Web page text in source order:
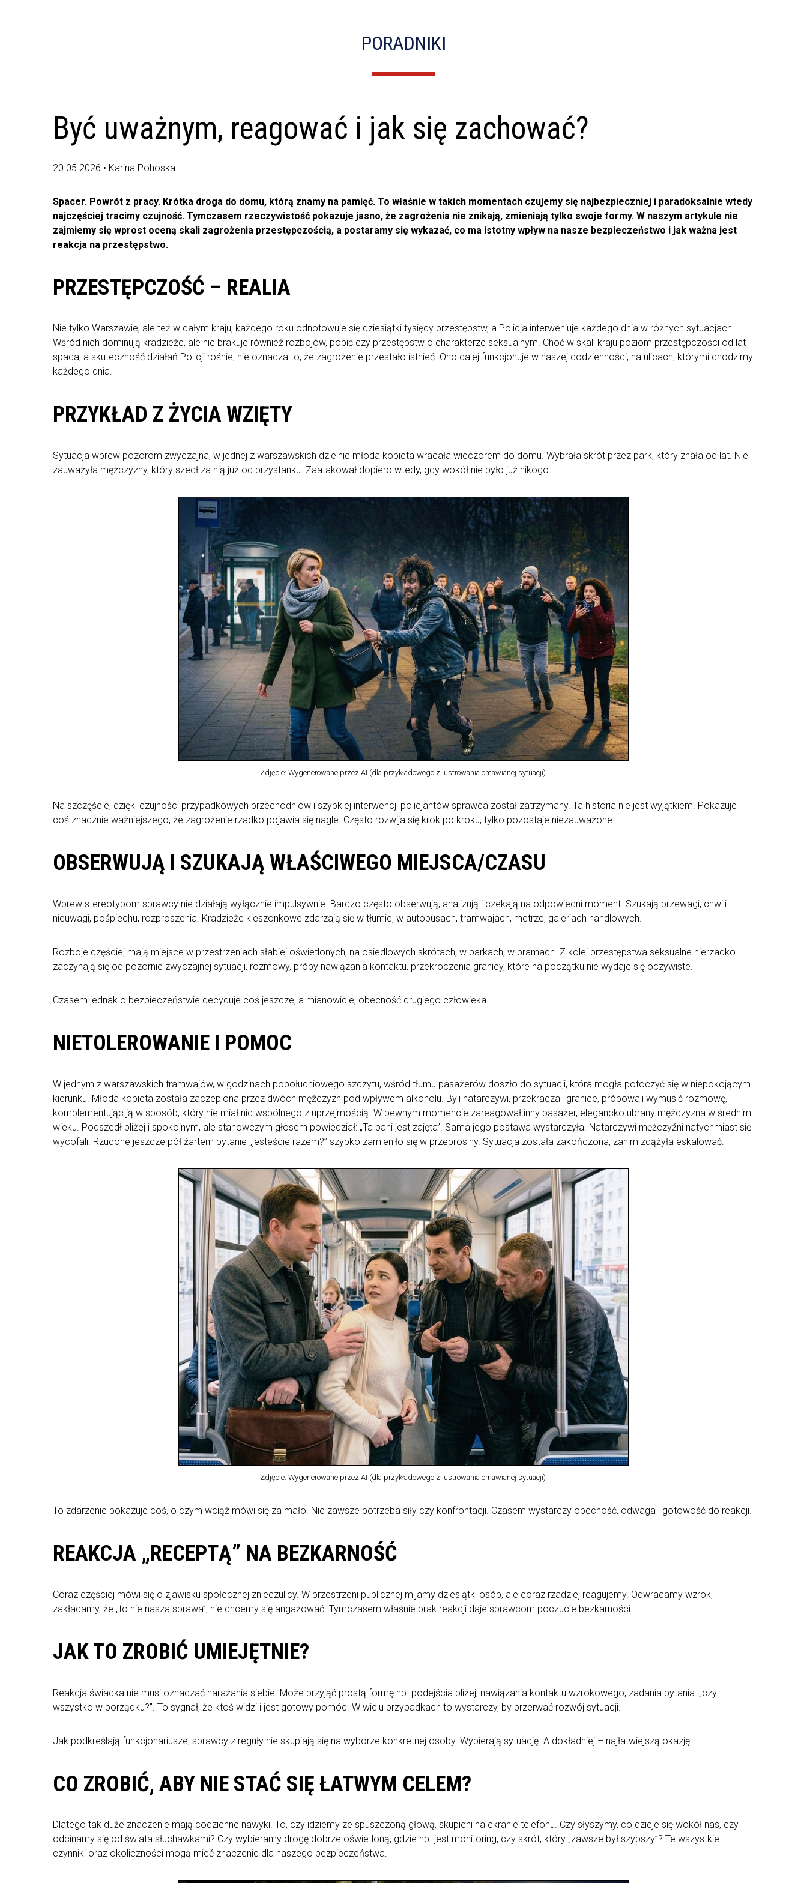
PORADNIKI
Być uważnym, reagować i jak się zachować?
20.05.2026 • Karina Pohoska
Spacer. Powrót z pracy. Krótka droga do domu, którą znamy na pamięć. To właśnie w takich momentach czujemy się najbezpieczniej i paradoksalnie wtedy
najczęściej tracimy czujność. Tymczasem rzeczywistość pokazuje jasno, że zagrożenia nie znikają, zmieniają tylko swoje formy. W naszym artykule nie
zajmiemy się wprost oceną skali zagrożenia przestępczością, a postaramy się wykazać, co ma istotny wpływ na nasze bezpieczeństwo i jak ważna jest
reakcja na przestępstwo.
PRZESTĘPCZOŚĆ – REALIA
Nie tylko Warszawie, ale też w całym kraju, każdego roku odnotowuje się dziesiątki tysięcy przestępstw, a Policja interweniuje każdego dnia w różnych sytuacjach.
Wśród nich dominują kradzieże, ale nie brakuje również rozbojów, pobić czy przestępstw o charakterze seksualnym. Choć w skali kraju poziom przestępczości od lat
spada, a skuteczność działań Policji rośnie, nie oznacza to, że zagrożenie przestało istnieć. Ono dalej funkcjonuje w naszej codzienności, na ulicach, którymi chodzimy
każdego dnia.
PRZYKŁAD Z ŻYCIA WZIĘTY
Sytuacja wbrew pozorom zwyczajna, w jednej z warszawskich dzielnic młoda kobieta wracała wieczorem do domu. Wybrała skrót przez park, który znała od lat. Nie
zauważyła mężczyzny, który szedł za nią już od przystanku. Zaatakował dopiero wtedy, gdy wokół nie było już nikogo.
Zdjęcie: Wygenerowane przez AI (dla przykładowego zilustrowania omawianej sytuacji)
Na szczęście, dzięki czujności przypadkowych przechodniów i szybkiej interwencji policjantów sprawca został zatrzymany. Ta historia nie jest wyjątkiem. Pokazuje
coś znacznie ważniejszego, że zagrożenie rzadko pojawia się nagle. Często rozwija się krok po kroku, tylko pozostaje niezauważone.
OBSERWUJĄ I SZUKAJĄ WŁAŚCIWEGO MIEJSCA/CZASU
Wbrew stereotypom sprawcy nie działają wyłącznie impulsywnie. Bardzo często obserwują, analizują i czekają na odpowiedni moment. Szukają przewagi, chwili
nieuwagi, pośpiechu, rozproszenia. Kradzieże kieszonkowe zdarzają się w tłumie, w autobusach, tramwajach, metrze, galeriach handlowych.
Rozboje częściej mają miejsce w przestrzeniach słabiej oświetlonych, na osiedlowych skrótach, w parkach, w bramach. Z kolei przestępstwa seksualne nierzadko
zaczynają się od pozornie zwyczajnej sytuacji, rozmowy, próby nawiązania kontaktu, przekroczenia granicy, które na początku nie wydaje się oczywiste.
Czasem jednak o bezpieczeństwie decyduje coś jeszcze, a mianowicie, obecność drugiego człowieka.
NIETOLEROWANIE I POMOC
W jednym z warszawskich tramwajów, w godzinach popołudniowego szczytu, wśród tłumu pasażerów doszło do sytuacji, która mogła potoczyć się w niepokojącym
kierunku. Młoda kobieta została zaczepiona przez dwóch mężczyzn pod wpływem alkoholu. Byli natarczywi, przekraczali granice, próbowali wymusić rozmowę,
komplementując ją w sposób, który nie miał nic wspólnego z uprzejmością. W pewnym momencie zareagował inny pasażer, elegancko ubrany mężczyzna w średnim
wieku. Podszedł bliżej i spokojnym, ale stanowczym głosem powiedział: „Ta pani jest zajęta”. Sama jego postawa wystarczyła. Natarczywi mężczyźni natychmiast się
wycofali. Rzucone jeszcze pół żartem pytanie „jesteście razem?” szybko zamieniło się w przeprosiny. Sytuacja została zakończona, zanim zdążyła eskalować.
Zdjęcie: Wygenerowane przez AI (dla przykładowego zilustrowania omawianej sytuacji)
To zdarzenie pokazuje coś, o czym wciąż mówi się za mało. Nie zawsze potrzeba siły czy konfrontacji. Czasem wystarczy obecność, odwaga i gotowość do reakcji.
REAKCJA „RECEPTĄ” NA BEZKARNOŚĆ
Coraz częściej mówi się o zjawisku społecznej znieczulicy. W przestrzeni publicznej mijamy dziesiątki osób, ale coraz rzadziej reagujemy. Odwracamy wzrok,
zakładamy, że „to nie nasza sprawa”, nie chcemy się angażować. Tymczasem właśnie brak reakcji daje sprawcom poczucie bezkarności.
JAK TO ZROBIĆ UMIEJĘTNIE?
Reakcja świadka nie musi oznaczać narażania siebie. Może przyjąć prostą formę np. podejścia bliżej, nawiązania kontaktu wzrokowego, zadania pytania: „czy
wszystko w porządku?”. To sygnał, że ktoś widzi i jest gotowy pomóc. W wielu przypadkach to wystarczy, by przerwać rozwój sytuacji.
Jak podkreślają funkcjonariusze, sprawcy z reguły nie skupiają się na wyborze konkretnej osoby. Wybierają sytuację. A dokładniej – najłatwiejszą okazję.
CO ZROBIĆ, ABY NIE STAĆ SIĘ ŁATWYM CELEM?
Dlatego tak duże znaczenie mają codzienne nawyki. To, czy idziemy ze spuszczoną głową, skupieni na ekranie telefonu. Czy słyszymy, co dzieje się wokół nas, czy
odcinamy się od świata słuchawkami? Czy wybieramy drogę dobrze oświetloną, gdzie np. jest monitoring, czy skrót, który „zawsze był szybszy”? Te wszystkie
czynniki oraz okoliczności mogą mieć znaczenie dla naszego bezpieczeństwa.